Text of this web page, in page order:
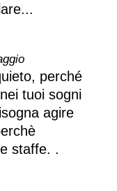
perché
tuoi sogni
agire
staffe. .